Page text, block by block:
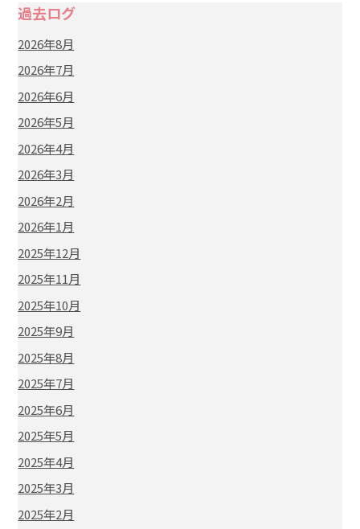
過去ログ
2026年8月
2026年7月
2026年6月
2026年5月
2026年4月
2026年3月
2026年2月
2026年1月
2025年12月
2025年11月
2025年10月
2025年9月
2025年8月
2025年7月
2025年6月
2025年5月
2025年4月
2025年3月
2025年2月